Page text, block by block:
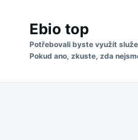
content
for:
Ebio top
Potřebovali byste využít
Pokud ano, zkuste, zda